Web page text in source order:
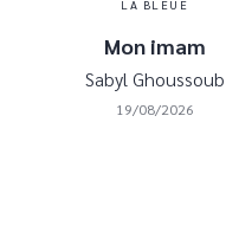
LA BLEUE
Mon imam
Sabyl Ghoussoub
19/08/2026